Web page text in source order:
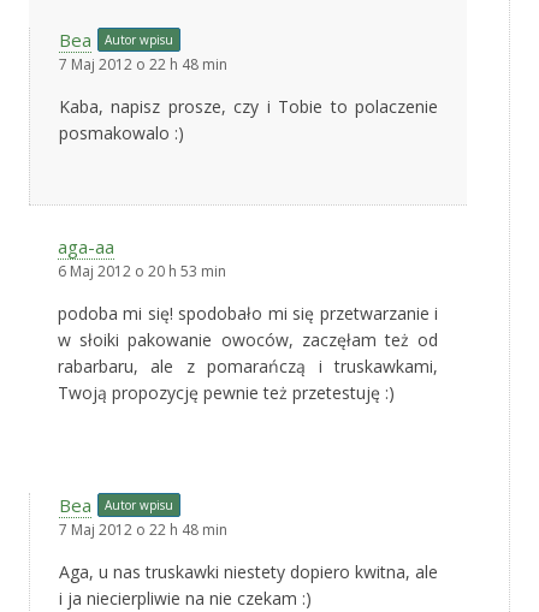
Bea Autor wpisu
7 Maj 2012 o 22 h 48 min
Kaba, napisz prosze, czy i Tobie to polaczenie
posmakowalo :)
aga-aa
6 Maj 2012 o 20 h 53 min
podoba mi się! spodobało mi się przetwarzanie i
w słoiki pakowanie owoców, zaczęłam też od
rabarbaru, ale z pomarańczą i truskawkami,
Twoją propozycję pewnie też przetestuję :)
Bea Autor wpisu
7 Maj 2012 o 22 h 48 min
Aga, u nas truskawki niestety dopiero kwitna, ale
i ja niecierpliwie na nie czekam :)